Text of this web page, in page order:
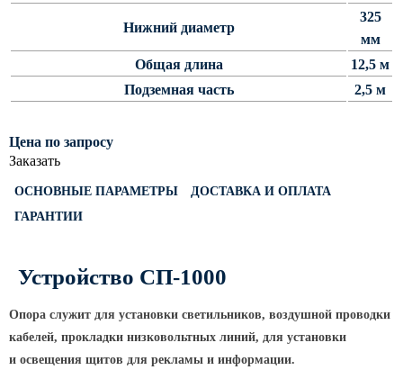
прямостоечная трубчатая
СФГ Силовые фланцевые
граненые опоры освещения
Светофорные опоры
ОСФГ Светофорные граненые
ОСФК Светофорные стойки
Складывающиеся опоры освещения
ОГКС Опоры граненые конические
Нижний диаметр
325
мм
Общая длина
12,5 м
Подземная часть
2,5 м
Цена по запросу
Заказать
ОСНОВНЫЕ ПАРАМЕТРЫ
ДОСТАВКА И ОПЛАТА
ГАРАНТИИ
Устройство СП-1000
Опора служит для установки светильников, воздушной проводки
кабелей, прокладки низковольтных линий, для установки
и освещения щитов для рекламы и информации.